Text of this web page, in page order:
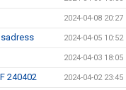
2024-04-08 20:27
2024-04-05 10:52
2024-04-03 18:05
240402 2024-04-02 23:45